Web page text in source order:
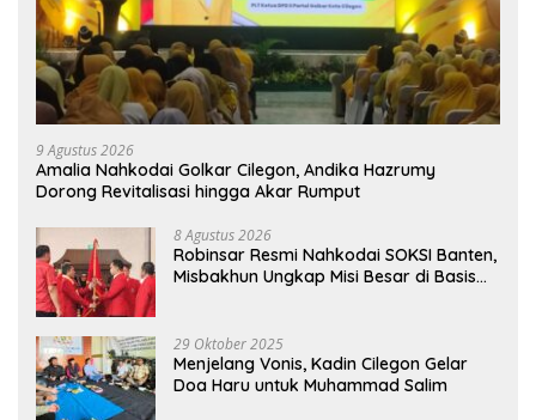
9 Agustus 2026
Amalia Nahkodai Golkar Cilegon, Andika Hazrumy
Dorong Revitalisasi hingga Akar Rumput
8 Agustus 2026
Robinsar Resmi Nahkodai SOKSI Banten,
Misbakhun Ungkap Misi Besar di Basis
29 Oktober 2025
Menjelang Vonis, Kadin Cilegon Gelar
Doa Haru untuk Muhammad Salim